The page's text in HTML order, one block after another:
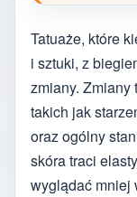
Tatuaże, które
i sztuki, z
zmiany. Zmiany
takich jak
oraz ogólny
skóra traci
wyglądać mniej